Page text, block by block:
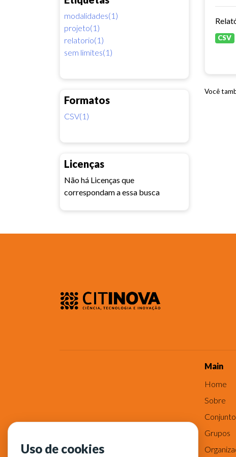
modalidades(1)
projeto(1)
relatorio(1)
sem limites(1)
Formatos
CSV(1)
Licenças
Não há Licenças que
correspondam a essa busca
CSV
Você
Main
Home
Sobre
Grupos
Uso de cookies